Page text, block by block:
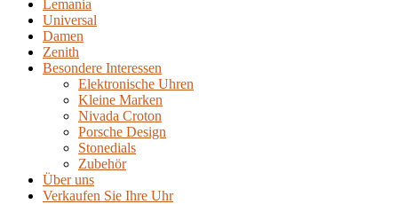
Lemania
Universal
Damen
Zenith
Besondere Interessen
Elektronische Uhren
Kleine Marken
Nivada Croton
Porsche Design
Stonedials
Zubehör
Über uns
Verkaufen Sie Ihre Uhr